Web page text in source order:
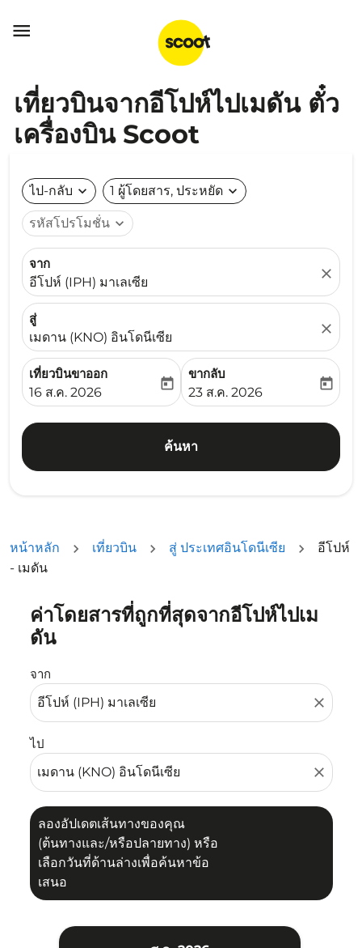

เที่ยวบินจากอีโปห์ไปเมดัน ตั๋ว
เครื่องบิน Scoot
ไป-กลับ expand_more 1 ผู้โดยสาร, ประหยัด expand_more
รหัสโปรโมชั่น expand_more
จาก
อีโปห์ (IPH) มาเลเซีย
close
สู่
เมดาน (KNO) อินโดนีเซีย
close
เที่ยวบินขาออก
fc-booking-departure-date-aria-label
16 ส.ค. 2026
today
ขากลับ
fc-booking-return-date-
23 ส.ค. 2026
today
ค้นหา
หน้าหลัก เที่ยวบิน สู่ ประเทศอินโดนีเซีย
อีโปห์
- เมดัน
ค่าโดยสารที่ถูกที่สุดจากอีโปห์ไปเม
ดัน
จาก
close
ไป
close
ลองอัปเดตเส้นทางของคุณ
(ต้นทางและ/หรือปลายทาง) หรือ
เลือกวันที่ด้านล่างเพื่อค้นหาข้อ
เสนอ
ลองอัปเดตเส้นทางของคุณ (ต้นทางและ/หรือปลายทาง) หรื